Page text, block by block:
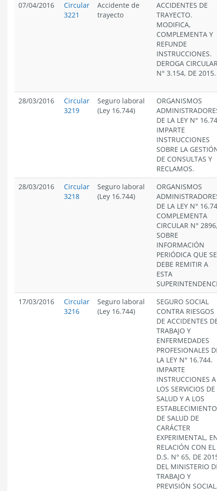
07/04/2016
Circular
3221
Accidente de
trayecto
ACCIDENTES DE
TRAYECTO.
MODIFICA,
COMPLEMENTA Y
REFUNDE
INSTRUCCIONES.
DEROGA
N° 3.154, DE 2015.
28/03/2016
Circular
3219
Seguro laboral
(Ley 16.744)
ORGANISMOS
DE LA LEY N°
IMPARTE
INSTRUCCIONES
SOBRE LA
DE CONSULTAS Y
RECLAMOS.
28/03/2016
Circular
3218
Seguro laboral
(Ley 16.744)
ORGANISMOS
DE LA LEY N°
COMPLEMENTA
CIRCULAR N°
SOBRE
INFORMACIÓN
PERIÓDICA QUE SE
DEBE REMITIR A
ESTA
17/03/2016
Circular
3216
Seguro laboral
(Ley 16.744)
SEGURO SOCIAL
CONTRA RIESGOS
DE ACCIDENTES
TRABAJO Y
ENFERMEDADES
PROFESIONALES
LA LEY N° 16.744.
IMPARTE
INSTRUCCIONES A
LOS SERVICIOS DE
SALUD Y A LOS
DE SALUD DE
CARÁCTER
EXPERIMENTAL,
RELACIÓN CON EL
D.S. N° 65, DE
DEL MINISTERIO
TRABAJO Y
PREVISIÓN